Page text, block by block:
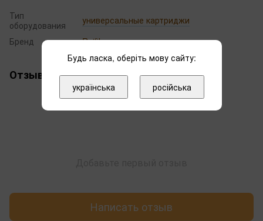
Тип
оборудования
универсальные картриджи
Бренд
Raifil
Отзывы
Написать отзыв
Будь ласка, оберіть мову сайту:
українська російська